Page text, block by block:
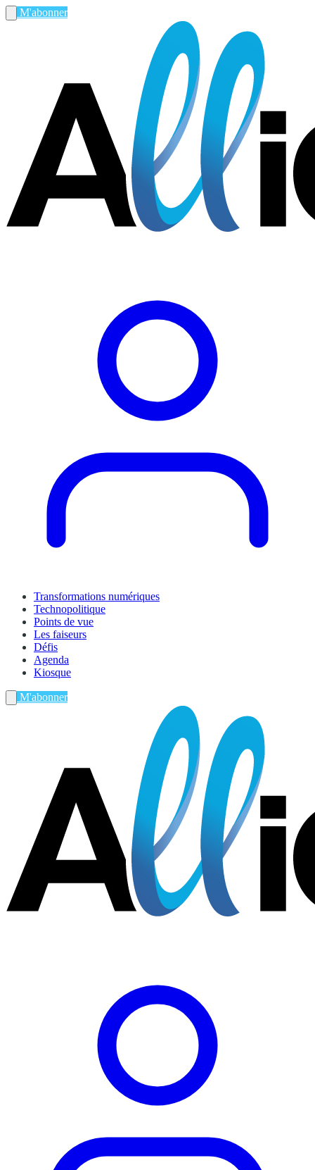
M'abonner
Transformations numériques
Technopolitique
Points de vue
Les faiseurs
Défis
Agenda
Kiosque
M'abonner